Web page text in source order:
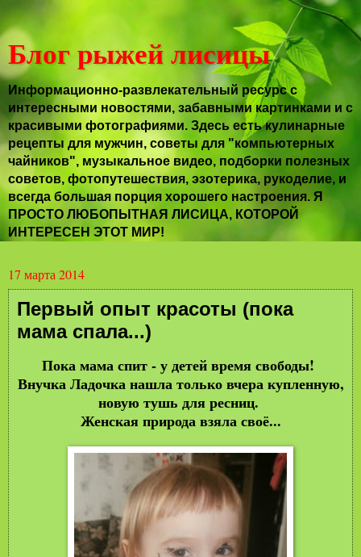
Блог рыжей лисицы
Информационно-развлекательный ресурс с
интересными новостями, забавными картинками и с
красивыми фотографиями. Здесь есть кулинарные
рецепты для мужчин, советы для "компьютерных
чайников", музыкальное видео, подборки полезных
советов, фотопутешествия, эзотерика, рукоделие, и
всегда большая порция хорошего настроения. Я
ПРОСТО ЛЮБОПЫТНАЯ ЛИСИЦА, КОТОРОЙ
ИНТЕРЕСЕН ЭТОТ МИР!
17 марта 2014
Первый опыт красоты (пока
мама спала...)
Пока мама спит - у детей время свободы!
Внучка Ладочка нашла только вчера купленную,
новую тушь для ресниц.
Женская природа взяла своё...